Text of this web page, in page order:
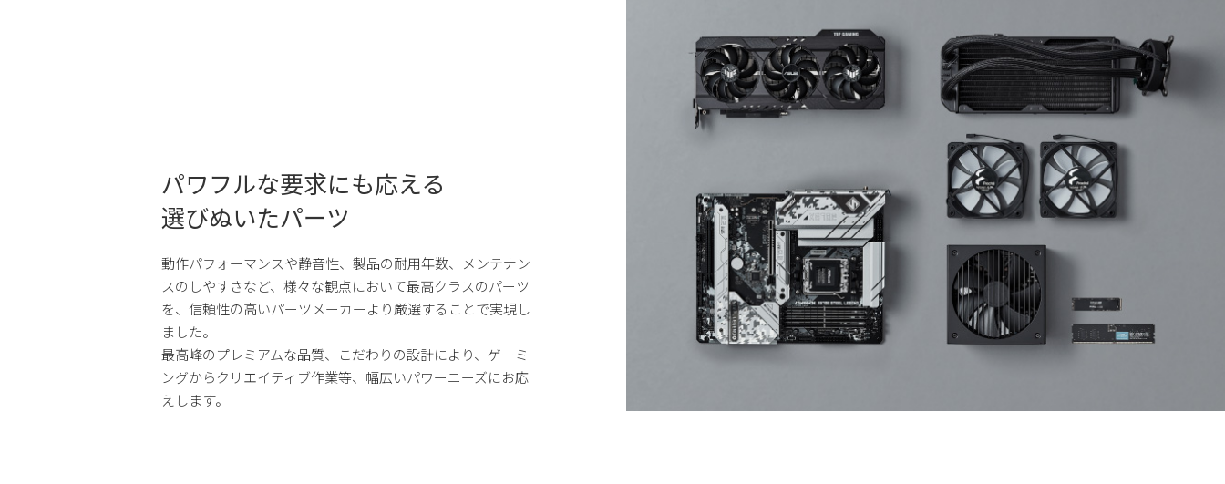
パワフルな要求にも応える
選びぬいたパーツ
動作パフォーマンスや静音性、製品の耐用年数、メンテナン
スのしやすさなど、様々な観点において最高クラスのパーツ
を、信頼性の高いパーツメーカーより厳選することで実現し
ました。
最高峰のプレミアムな品質、こだわりの設計により、ゲーミ
ングからクリエイティブ作業等、幅広いパワーニーズにお応
えします。